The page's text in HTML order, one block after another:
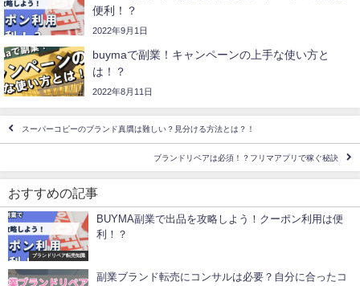
便利！？
2022年9月1日
buymaで副業！キャンペーンの上手な使い方と
は！？
2022年8月11日
スーパーコピーのブランド真贋は難しい？見分ける方法とは？！
ブランドリペアは必須！？フリマアプリで稼ぐ秘訣
おすすめの記事
ブランドリペア転売知識
BUYMA副業で出品を攻略しよう！クーポン利用は便
利！？
副業ブランド転売にコンサルは必要？自分に合ったコ